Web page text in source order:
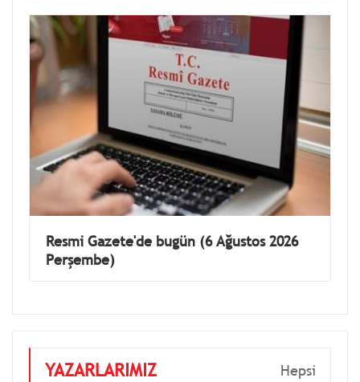
Resmi Gazete'de bugün (6 Ağustos 2026
Perşembe)
YAZARLARIMIZ Hepsi